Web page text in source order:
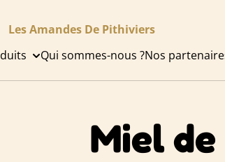
Les Amandes De Pithiviers
Qui sommes-nous ?Nos
Miel